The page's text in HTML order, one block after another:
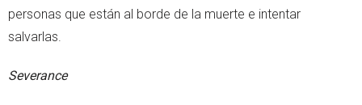
personas que están al borde de la muerte e intentar
salvarlas.
Severance